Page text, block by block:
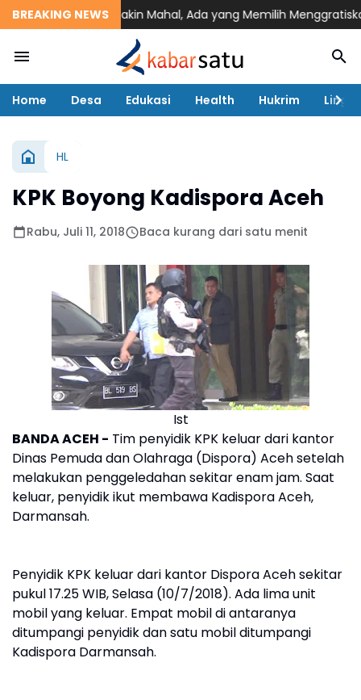
BREAKING NEWS
Saat Pendidikan Makin Mahal, Ada yang Memilih
Home Desa Edukasi Health Hukrim
HL
KPK Boyong Kadispora Aceh
Rabu, Juli 11, 2018 Baca kurang dari satu menit
Ist
BANDA ACEH - Tim penyidik KPK keluar dari kantor
Dinas Pemuda dan Olahraga (Dispora) Aceh setelah
melakukan penggeledahan sekitar enam jam. Saat
keluar, penyidik ikut membawa Kadispora Aceh,
Darmansah.
Penyidik KPK keluar dari kantor Dispora Aceh sekitar
pukul 17.25 WIB, Selasa (10/7/2018). Ada lima unit
mobil yang keluar. Empat mobil di antaranya
ditumpangi penyidik dan satu mobil ditumpangi
Kadispora Darmansah.